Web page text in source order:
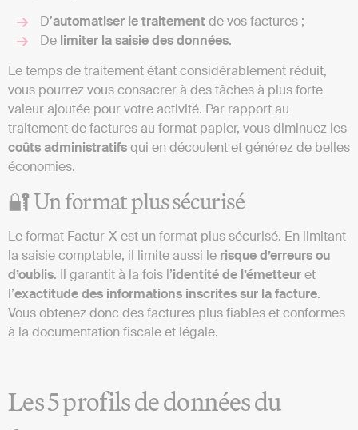
D’automatiser le traitementde vos factures ;
De limiter la saisie des données.
Le temps de traitement étant considérablement réduit,
vous pourrez vous consacrer à des tâches à plus forte
valeur ajoutée pour votre activité. Par rapport au
traitement de factures au format papier, vous diminuez les
coûts administratifsqui en découlent et générez de belles
économies.
🔐 Un format plus sécurisé
Le format Factur-X est un format plus sécurisé. En limitant
la saisie comptable, il limite aussi le risque d’erreurs ou
d’oublis. Il garantit à la fois l’identité de l’émetteuret
l’exactitude des informations inscrites sur la facture.
Vous obtenez donc des factures plus fiables et conformes
à la documentation fiscale et légale.
Les 5 profils de données du